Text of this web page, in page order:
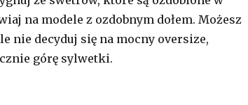
na modele z ozdobnym dołem. Możesz
nie decyduj się na mocny oversize,
górę sylwetki.